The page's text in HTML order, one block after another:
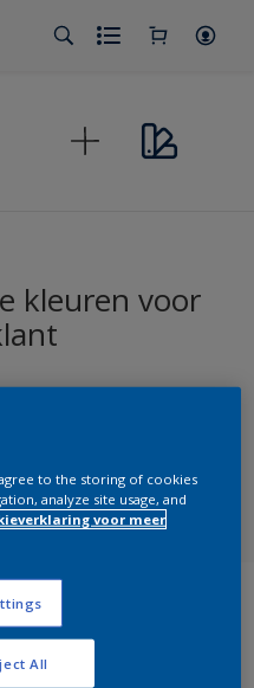
kleuren voor
to the storing of cookies
analyze site usage, and
voor meer
All